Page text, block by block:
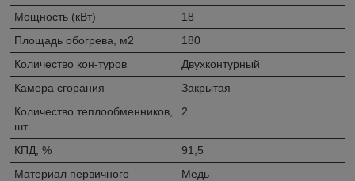
Мощность (кВт)
18
Площадь обогрева, м2
180
Количество кон-туров
Двухконтурный
Камера сгорания
Закрытая
Количество теплообменников,
шт.
2
КПД, %
91,5
Материал первичного
Медь